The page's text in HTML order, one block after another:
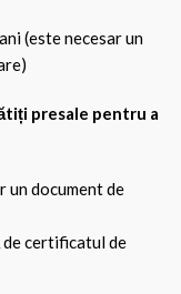
(este necesar un
presale pentru a
un document de
certificatul de